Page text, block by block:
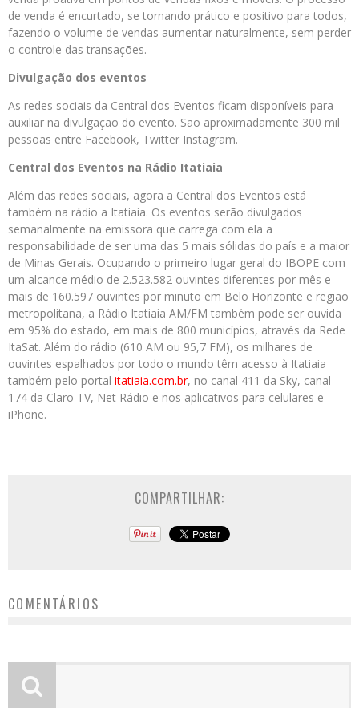
de venda é encurtado, se tornando prático e positivo para todos,
fazendo o volume de vendas aumentar naturalmente, sem perder
o controle das transações.
Divulgação dos eventos
As redes sociais da Central dos Eventos ficam disponíveis para
auxiliar na divulgação do evento. São aproximadamente 300 mil
pessoas entre Facebook, Twitter Instagram.
Central dos Eventos na Rádio Itatiaia
Além das redes sociais, agora a Central dos Eventos está
também na rádio a Itatiaia. Os eventos serão divulgados
semanalmente na emissora que carrega com ela a
responsabilidade de ser uma das 5 mais sólidas do país e a maior
de Minas Gerais. Ocupando o primeiro lugar geral do IBOPE com
um alcance médio de 2.523.582 ouvintes diferentes por mês e
mais de 160.597 ouvintes por minuto em Belo Horizonte e região
metropolitana, a Rádio Itatiaia AM/FM também pode ser ouvida
em 95% do estado, em mais de 800 municípios, através da Rede
ItaSat. Além do rádio (610 AM ou 95,7 FM), os milhares de
ouvintes espalhados por todo o mundo têm acesso à Itatiaia
também pelo portal itatiaia.com.br, no canal 411 da Sky, canal
174 da Claro TV, Net Rádio e nos aplicativos para celulares e
iPhone.
COMPARTILHAR:
COMENTÁRIOS